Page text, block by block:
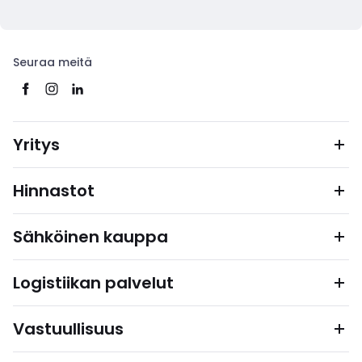
Seuraa meitä
Yritys
Hinnastot
Sähköinen kauppa
Logistiikan palvelut
Vastuullisuus